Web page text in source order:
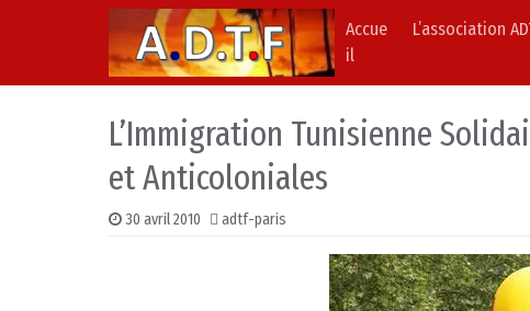
Skip to content
Main Navigation
Accue
il
L’association
L’Immigration Tunisienne
et Anticoloniales
30 avril 2010 adtf-paris